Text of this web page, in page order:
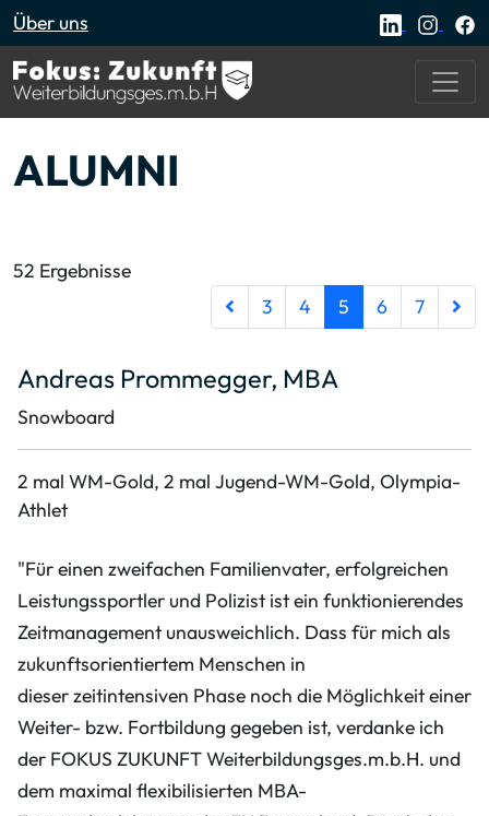
Über uns
Alumni
ALUMNI
52 Ergebnisse
3
4 5 (Aktuelle Seite)
6 7
Andreas Prommegger, MBA
Snowboard
2 mal WM-Gold, 2 mal Jugend-WM-Gold, Olympia-
Athlet
"Für einen zweifachen Familienvater, erfolgreichen
Leistungssportler und Polizist ist ein funktionierendes
Zeitmanagement unausweichlich. Dass für mich als
zukunftsorientiertem Menschen in
dieser zeitintensiven Phase noch die Möglichkeit einer
Weiter- bzw. Fortbildung gegeben ist, verdanke ich
der FOKUS ZUKUNFT Weiterbildungsges.m.b.H. und
dem maximal flexibilisierten MBA-